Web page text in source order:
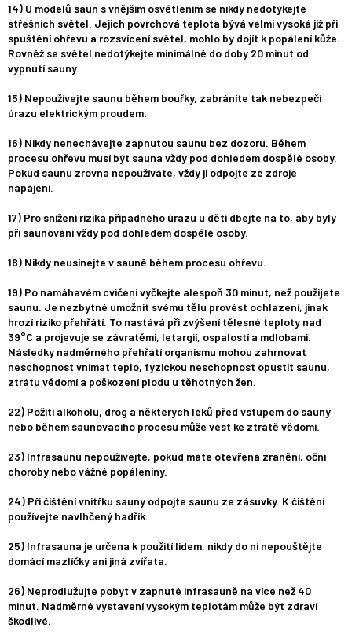
14) U modelů saun s vnějším osvětlením se nikdy nedotýkejte
střešních světel. Jejich povrchová teplota bývá velmi vysoká již při
spuštění ohřevu a rozsvícení světel, mohlo by dojít k popálení kůže.
Rovněž se světel nedotýkejte minimálně do doby 20 minut od
vypnutí sauny.
15) Nepoužívejte saunu během bouřky, zabráníte tak nebezpečí
úrazu elektrickým proudem.
16) Nikdy nenechávejte zapnutou saunu bez dozoru. Během
procesu ohřevu musí být sauna vždy pod dohledem dospělé osoby.
Pokud saunu zrovna nepoužíváte, vždy ji odpojte ze zdroje
napájení.
17) Pro snížení rizika případného úrazu u dětí dbejte na to, aby byly
při saunování vždy pod dohledem dospělé osoby.
18) Nikdy neusínejte v sauně během procesu ohřevu.
19) Po namáhavém cvičení vyčkejte alespoň 30 minut, než použijete
saunu. Je nezbytné umožnit svému tělu provést ochlazení, jinak
hrozí riziko přehřátí. To nastává při zvýšení tělesné teploty nad
39°C a projevuje se závratěmi, letargií, ospalostí a mdlobami.
Následky nadměrného přehřátí organismu mohou zahrnovat
neschopnost vnímat teplo, fyzickou neschopnost opustit saunu,
ztrátu vědomí a poškození plodu u těhotných žen.
22) Požití alkoholu, drog a některých léků před vstupem do sauny
nebo během saunovacího procesu může vést ke ztrátě vědomí.
23) Infrasaunu nepoužívejte, pokud máte otevřená zranění, oční
choroby nebo vážné popáleniny.
24) Při čištění vnitřku sauny odpojte saunu ze zásuvky. K čištění
používejte navlhčený hadřík.
25) Infrasauna je určena k použití lidem, nikdy do ní nepouštějte
domácí mazlíčky ani jiná zvířata.
26) Neprodlužujte pobyt v zapnuté infrasauně na více než 40
minut. Nadměrné vystavení vysokým teplotám může být zdraví
škodlivé.